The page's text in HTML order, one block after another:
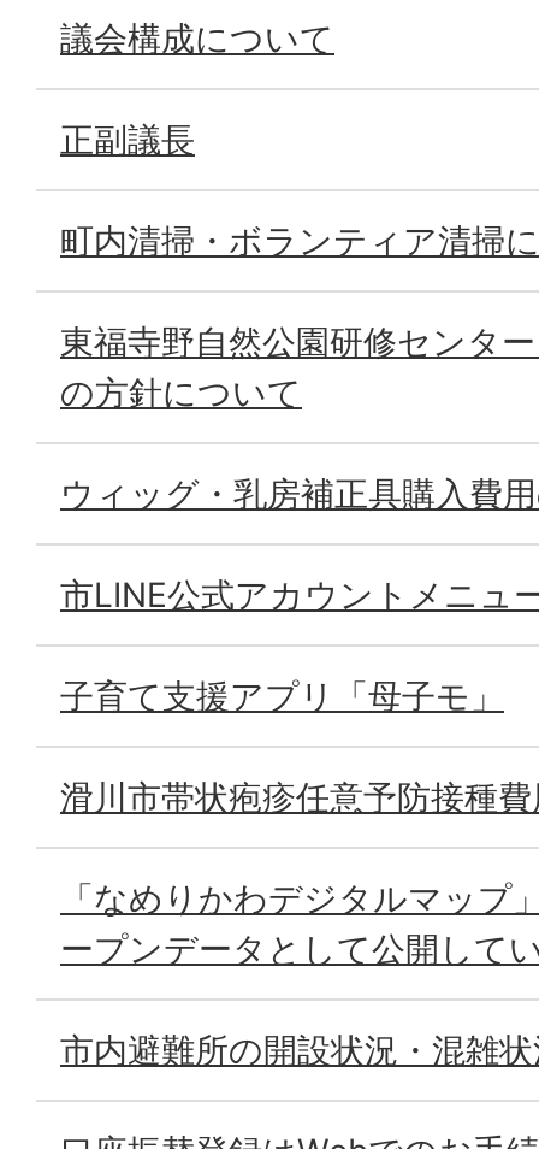
議会構成について
正副議長
町内清掃・ボランティア清掃
東福寺野自然公園研修センタ
の方針について
ウィッグ・乳房補正具購入費
市LINE公式アカウントメニュ
子育て支援アプリ「母子モ」
滑川市帯状疱疹任意予防接種
「なめりかわデジタルマップ
ープンデータとして公開して
市内避難所の開設状況・混雑